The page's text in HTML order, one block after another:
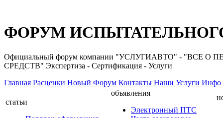
ФОРУМ
Официальный форум компании "УСЛУГИАВТО" -
СРЕДСТВ" Экспертиза - Сертификация - Услуги
Главная Расценки Новый Форум Контакты Наши Услуги Инфо
статьи
объявления
Электронный ПТС